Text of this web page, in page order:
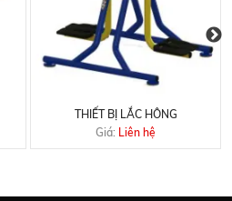
THIẾT BỊ LẮC HÔNG
Giá: Liên hệ